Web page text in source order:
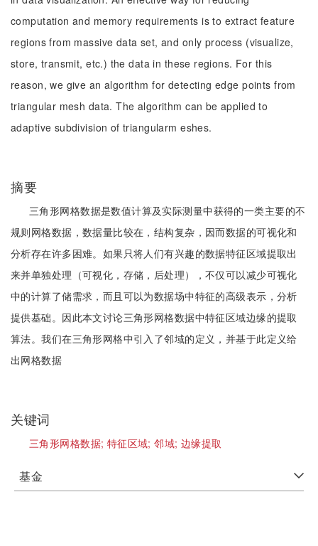
computation and memory requirements is to extract feature
regions from massive data set, and only process (visualize,
store, transmit, etc.) the data in these regions. For this
reason, we give an algorithm for detecting edge points from
triangular mesh data. The algorithm can be applied to
adaptive subdivision of triangularm eshes.
摘要
三角形网格数据是数值计算及实际测量中获得的一类主要的不
规则网格数据，数据量比较在，结构复杂，因而数据的可视化和
分析存在许多困难。如果只将人们有兴趣的数据特征区域提取出
来并单独处理（可视化，存储，后处理），不仅可以减少可视化
中的计算了储需求，而且可以为数据场中特征的高级表示，分析
提供基础。因此本文讨论三角形网格数据中特征区域边缘的提取
算法。我们在三角形网格中引入了邻域的定义，并基于此定义给
出网格数据
关键词
三角形网格数据; 特征区域;邻域; 边缘提取
基金